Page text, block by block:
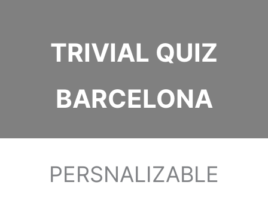
TRIVIAL QUIZ
BARCELONA
PERSNALIZABLE